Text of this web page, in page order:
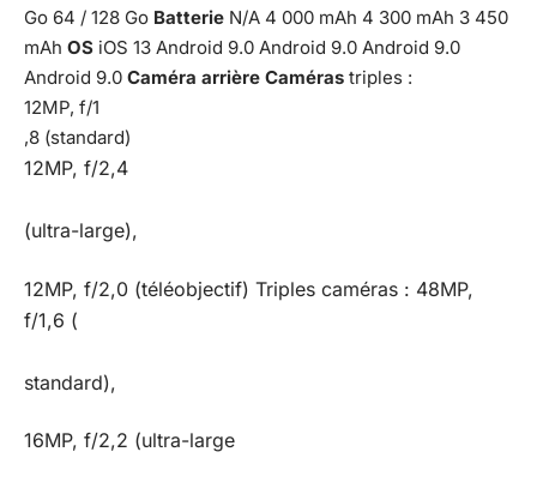
Go 64 / 128 Go Batterie N/A 4 000 mAh 4 300 mAh 3 450
mAh OS iOS 13 Android 9.0 Android 9.0 Android 9.0
Android 9.0 Caméra arrière Caméras triples :
12MP, f/1
,8 (standard)
12MP, f/2,4
(ultra-large),
12MP, f/2,0 (téléobjectif) Triples caméras : 48MP,
f/1,6 (
standard),
16MP, f/2,2 (ultra-large